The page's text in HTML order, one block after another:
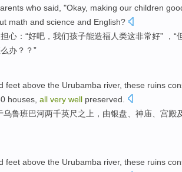
who said, "Okay, making our children
math and science and English?
担心：“好吧， 我们孩子能造福人类这非常好” ，“
办？？”
feet above the Urubamba river, these ruins
houses all very well preserved
乌鲁班巴河两千英尺之上 ， 由银盘、 神庙 宫殿
feet above the Urubamba river, these ruins